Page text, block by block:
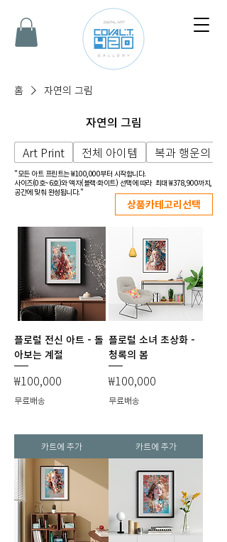
홈 자연의 그림
자연의 그림
Art Print
전체 아이템 복과 행운의 그림
상품카테고리선택
플로럴 전신 아트 - 돌
아보는 계절
가격
₩100,000
무료배송
카트에 추가
플로럴 소녀 초상화 -
청록의 봄
가격
₩100,000
무료배송
카트에 추가
"모든 아트 프린트는 ₩100,000부터 시작합니다.
사이즈(0호~6호)와 액자(블랙·화이트) 선택에 따라 최대 ₩378,900까지,
공간에 맞춰 완성됩니다."